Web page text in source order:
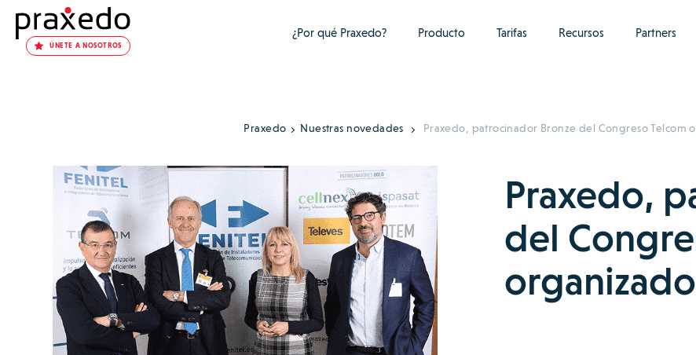
ÚNETE A NOSOTROS
¿Por qué Praxedo? Producto Tarifas Recursos Partners
Praxedo Nuestras novedades Praxedo, patrocinador Bronze del Congreso Telcom
Praxedo,
del